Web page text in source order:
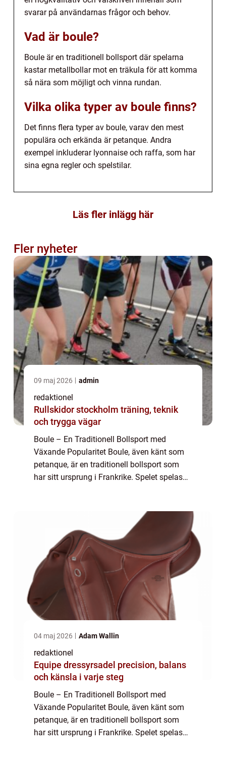
svarar på användarnas frågor och behov.
Vad är boule?
Boule är en traditionell bollsport där spelarna
kastar metallbollar mot en träkula för att komma
så nära som möjligt och vinna rundan.
Vilka olika typer av boule finns?
Det finns flera typer av boule, varav den mest
populära och erkända är petanque. Andra
exempel inkluderar lyonnaise och raffa, som har
sina egna regler och spelstilar.
Läs fler inlägg här
Fler nyheter
09 maj 2026 admin
redaktionel
Rullskidor stockholm träning, teknik
och trygga vägar
Boule – En Traditionell Bollsport med
Växande Popularitet Boule, även känt som
petanque, är en traditionell bollsport som
har sitt ursprung i Frankrike. Spelet spelas
04 maj 2026 Adam Wallin
redaktionel
Equipe dressyrsadel precision, balans
och känsla i varje steg
Boule – En Traditionell Bollsport med
Växande Popularitet Boule, även känt som
petanque, är en traditionell bollsport som
har sitt ursprung i Frankrike. Spelet spelas